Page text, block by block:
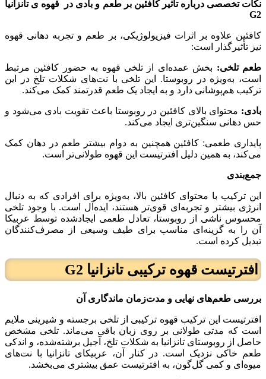
نکات تخصصی درباره تأثیر کافئین بر طعم و بادی در
قهوه ی تانزانیا
G2
کافئین علاوه بر اثرات فیزیولوژیکی، بر طعم و تجربه دهانی قهوه
نیز تأثیرگذار است:
طعم تلخی: بخش عمده‌ای از تلخی قهوه به حضور کافئین مرتبط
است، به‌ویژه در روبوستا. این تلخی با نت‌های شکلات تلخ در این
ترکیب هم‌پوشانی دارد و به ایجاد یک طعم قدرتمند کمک می‌کند.
بادی: محتوای بالای کافئین در روبوستا باعث تقویت بادی می‌شود و
حس دهانی سنگین‌تری ایجاد می‌کند.
پایداری طعمی: کافئین همچنین به دوام بیشتر طعم در دهان کمک
می‌کند، به همین دلیل افترتیست این قهوه طولانی‌تر است.
جمع‌بندی
این ترکیب با محتوای کافئین بالا، به‌ویژه برای افرادی که به دنبال
انرژی بیشتر و تجربه‌ای قوی‌تر هستند، ایده‌آل است. با وجود تلخی
محسوس ناشی از روبوستا، تعادل طعمی ایجادشده توسط عربیکا
آن را به گزینه‌ای مناسب برای طیف وسیعی از مصرف‌کنندگان
تبدیل کرده است.
افترتیست قهوه ترکیبی تانزانیا G2
بررسی طعم‌های نهایی و مدت‌زمان ماندگاری آن
افترتیست این ترکیب قهوه ترکیبی از تلخی برجسته و شیرینی ملایم
است که مدتی طولانی بر روی زبان باقی می‌ماند. تلخی مشخص
حاصل از روبوستای تانزانیا به شکلات تلخ، آجیل برشته‌شده، و اندکی
طعم خاکی نزدیک است. در کنار آن، عربیکای تانزانیا با نت‌های
میوه‌ای و کمی گل‌گون، به افترتیست عمق بیشتری می‌بخشد.